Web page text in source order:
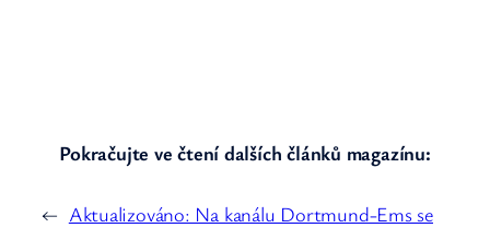
Pokračujte ve čtení dalších článků magazínu:
← Aktualizováno: Na kanálu Dortmund-Ems se